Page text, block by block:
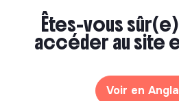
Il y a 24 jours
Êtes-vous
accéder au site
Voir en